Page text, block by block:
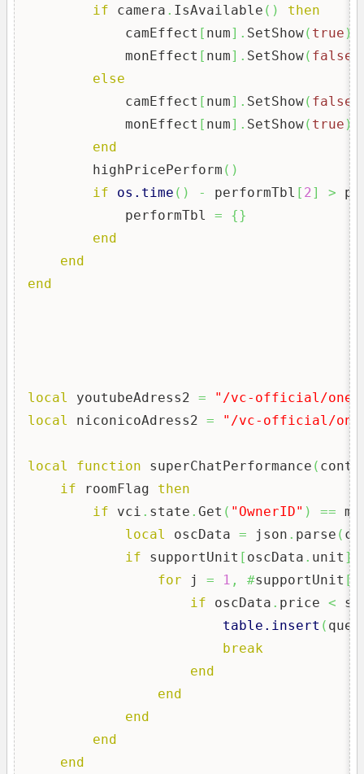
if camera . IsAvailable ( )
then
            camEffect
[ num] . SetShow( true )
            monEffect
[ num] . SetShow( false
else
            camEffect
[ num] . SetShow( false
            monEffect
[ num] . SetShow( true )
end
        highPricePerform
( )
if
os.time ( ) - performTbl [ 2] >
            performTbl
= {}
end
end
end
local youtubeAdress2 =
"/vc-official/
local
niconicoAdress2 = "/vc-official/
local function superChatPerformance (
if roomFlag then
if vci . state . Get ( "OwnerID" ) ==
local
oscData = json . parse (
if supportUnit [ oscData . unit ]
for j = 1 , #supportUnit [
if oscData . price <
table.insert (
break
end
end
end
end
end